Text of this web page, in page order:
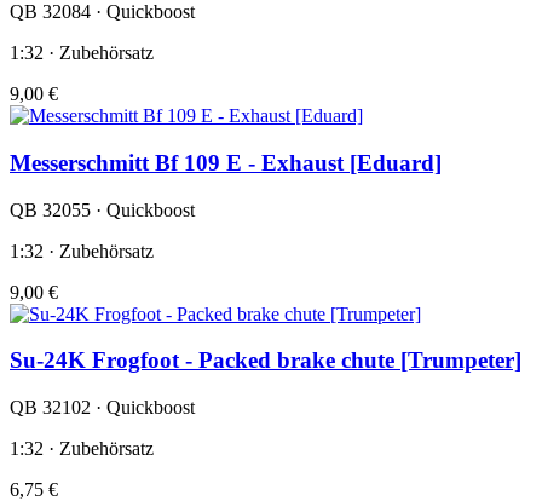
QB 32084 · Quickboost
1:32 · Zubehörsatz
9,00 €
Messerschmitt Bf 109 E - Exhaust [Eduard]
QB 32055 · Quickboost
1:32 · Zubehörsatz
9,00 €
Su-24K Frogfoot - Packed brake chute [Trumpeter]
QB 32102 · Quickboost
1:32 · Zubehörsatz
6,75 €